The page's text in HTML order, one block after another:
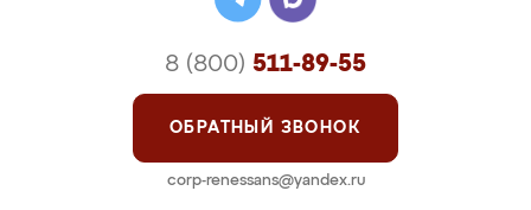
8 (800) 511-89-55
ОБРАТНЫЙ ЗВОНОК
corp-renessans@yandex.ru